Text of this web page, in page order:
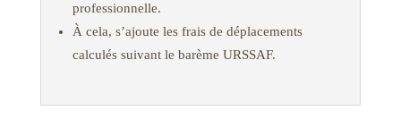
professionnelle.
À cela, s’ajoute les frais de déplacements
calculés suivant le barème URSSAF.